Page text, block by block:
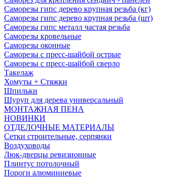
Саморезы гипс дерево крупная резьба (кг)
Саморезы гипс дерево крупная резьба (шт)
Саморезы гипс металл частая резьба
Саморезы кровельные
Саморезы оконные
Саморезы с пресс-шайбой острые
Саморезы с пресс-шайбой сверло
Такелаж
Хомуты + Стяжки
Шпильки
Шуруп для дерева универсальный
МОНТАЖНАЯ ПЕНА
НОВИНКИ
ОТДЕЛОЧНЫЕ МАТЕРИАЛЫ
Сетки строительные, серпянки
Воздуховоды
Люк-дверцы ревизионные
Плинтус потолочный
Пороги алюминиевые